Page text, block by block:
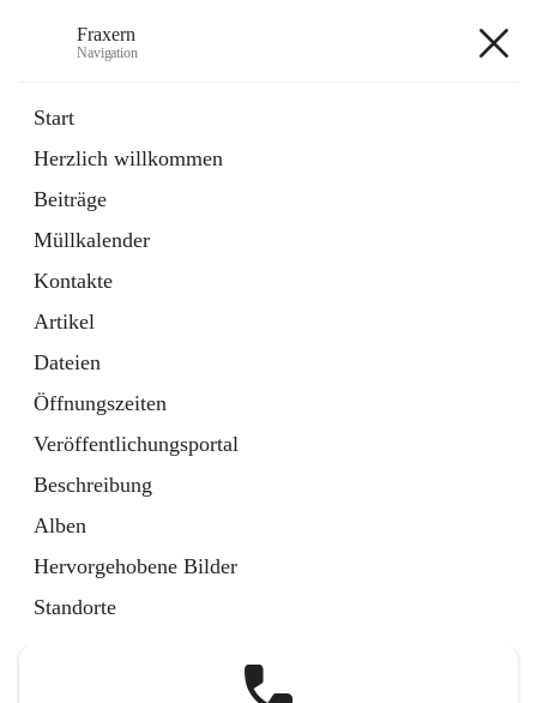
Fraxern
Navigation
Start
Herzlich willkommen
Beiträge
Müllkalender
Kontakte
Artikel
Dateien
Öffnungszeiten
Veröffentlichungsportal
Beschreibung
Alben
Hervorgehobene Bilder
Standorte
Ordner
in
Tab
Formulare
Artikel
öffnet
in
neuem
Tab